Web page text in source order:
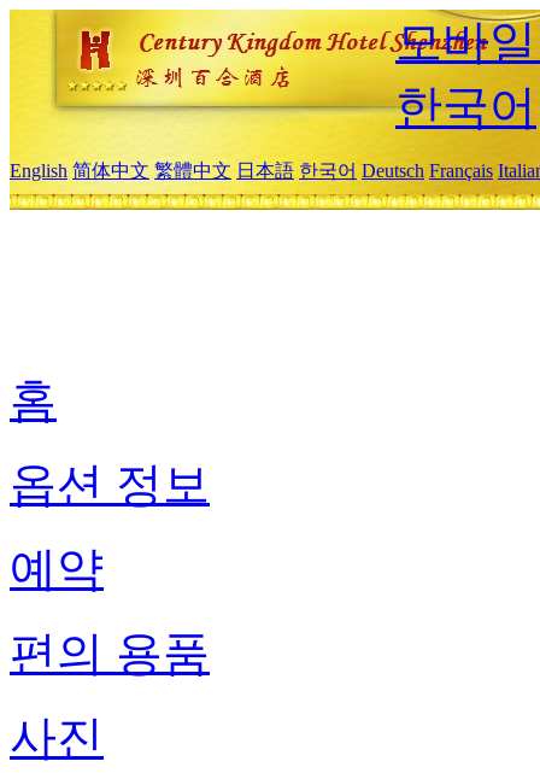
모바
한국어
English 简体中文 繁體中文 日本語 한국어 Deutsch Français
홈
옵션 정보
예약
편의 용품
사진